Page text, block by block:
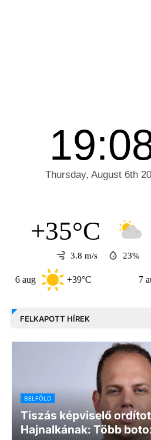
+35°C
3.8 m/s 23%
+39°C
FELKAPOTT HÍREK
BELFÖLD
Tiszás képviselő
Hajnalkának: Több